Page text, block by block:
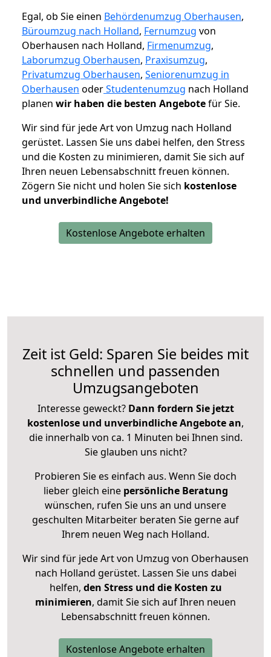
Egal, ob Sie einen Behördenumzug Oberhausen,
Büroumzug nach Holland, Fernumzug von
Oberhausen nach Holland, Firmenumzug,
Laborumzug Oberhausen, Praxisumzug,
Privatumzug Oberhausen, Seniorenumzug in
Oberhausen oderStudentenumzug nach Holland
planen wir haben die besten Angebotefür Sie.
Wir sind für jede Art von Umzug nach Holland
gerüstet. Lassen Sie uns dabei helfen, den Stress
und die Kosten zu minimieren, damit Sie sich auf
Ihren neuen Lebensabschnitt freuen können.
Zögern Sie nicht und holen Sie sich kostenlose
und unverbindliche Angebote!
Kostenlose Angebote erhalten
Zeit ist Geld: Sparen Sie beides mit
schnellen und passenden
Umzugsangeboten
Interesse geweckt? Dann fordern Sie jetzt
kostenlose und unverbindliche Angebote an,
die innerhalb von ca. 1 Minuten bei Ihnen sind.
Sie glauben uns nicht?
Probieren Sie es einfach aus. Wenn Sie doch
lieber gleich eine persönliche Beratung
wünschen, rufen Sie uns an und unsere
geschulten Mitarbeiter beraten Sie gerne auf
Ihrem neuen Weg nach Holland.
Wir sind für jede Art von Umzug von Oberhausen
nach Holland gerüstet. Lassen Sie uns dabei
helfen, den Stress und die Kosten zu
minimieren, damit Sie sich auf Ihren neuen
Lebensabschnitt freuen können.
Kostenlose Angebote erhalten